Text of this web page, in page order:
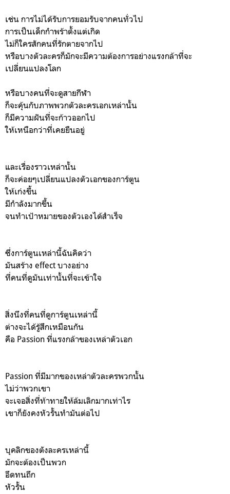
เช่น การไม่ได้รับการยอมรับจากคนทั่วไป
การเป็นเด็กกำพร้าตั้งแต่เกิด
ไม่ก็ใครสักคนที่รักตายจากไป
หรือบางตัวละครก็มักจะมีความต้องการอย่างแรงกล้าที่จะ
เปลี่ยนแปลงโลก
หรือบางคนที่จะดูสายกีฬา
ก็จะคุ้นกับภาพพวกตัวละครเอกเหล่านั้น
ก็มีความฝันที่จะก้าวออกไป
ให้เหนือกว่าที่เคยยืนอยู่
และเรื่องราวเหล่านั้น
ก็จะค่อยๆเปลี่ยนแปลงตัวเอกของการ์ตูน
ให้เก่งขึ้น
มีกำลังมากขึ้น
จนทำเป้าหมายของตัวเองได้สำเร็จ
ซึ่งการ์ตูนเหล่านี้ฉันคิดว่า
มันสร้าง effect บางอย่าง
ที่คนที่ดูมันเท่านั้นที่จะเข้าใจ
สิ่งนึงที่คนที่ดูการ์ตูนเหล่านี้
ต่างจะได้รู้สึกเหมือนกัน
คือ Passion ที่แรงกล้าของเหล่าตัวเอก
Passion ที่มีมากของเหล่าตัวละครพวกนั้น
ไม่ว่าพวกเขา
จะเจอสิ่งที่ท้าทายให้ล้มเลิกมากเท่าไร
เขาก็ยังคงหัวรั้นทำมันต่อไป
บุคลิกของตังละครเหล่านี้
มักจะต้องเป็นพวก
อึดทนถึก
หัวรั้น